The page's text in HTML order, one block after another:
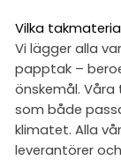
Vilka
Vi lägger alla
papptak –
önskemål.
som både
klimatet. Alla
leverantörer